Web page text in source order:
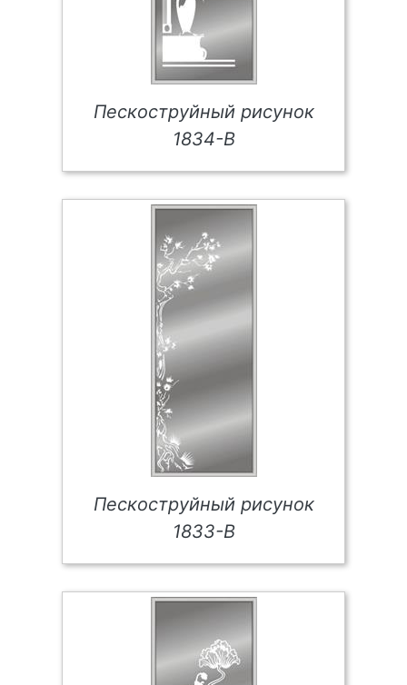
Пескоструйный рисунок
1834-В
Пескоструйный рисунок
1833-В